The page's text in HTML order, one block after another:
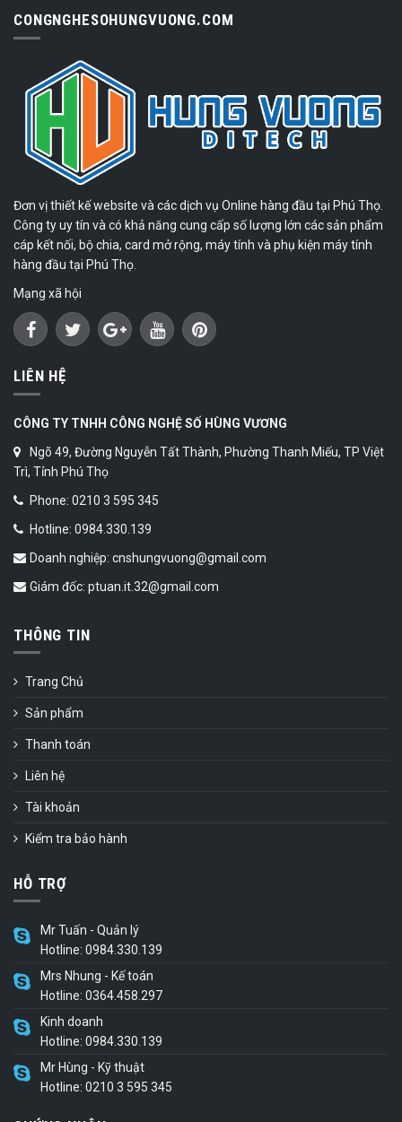
CONGNGHESOHUNGVUONG.COM
Đơn vị thiết kế website và các dịch vụ Online hàng đầu tại Phú Thọ.
Công ty uy tín và có khả năng cung cấp số lượng lớn các sản phẩm
cáp kết nối, bộ chia, card mở rộng, máy tính và phụ kiện máy tính
hàng đầu tại Phú Thọ.
Mạng xã hội
LIÊN HỆ
CÔNG TY TNHH CÔNG NGHỆ SỐ HÙNG VƯƠNG
Ngõ 49, Đường Nguyễn Tất Thành, Phường Thanh Miếu, TP Việt
Trì, Tỉnh Phú Thọ
Phone: 0210 3 595 345
Hotline: 0984.330.139
Doanh nghiệp: cnshungvuong@gmail.com
Giám đốc: ptuan.it.32@gmail.com
THÔNG TIN
Trang Chủ
Sản phẩm
Thanh toán
Liên hệ
Tài khoản
Kiểm tra bảo hành
HỖ TRỢ
Mr Tuấn - Quản lý
Hotline: 0984.330.139
Mrs Nhung - Kế toán
Hotline: 0364.458.297
Kinh doanh
Hotline: 0984.330.139
Mr Hùng - Kỹ thuật
Hotline: 0210 3 595 345